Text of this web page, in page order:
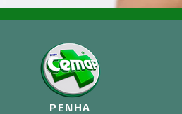
PENHA